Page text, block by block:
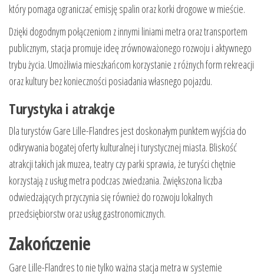
który pomaga ograniczać emisję spalin oraz korki drogowe w mieście.
Dzięki dogodnym połączeniom z innymi liniami metra oraz transportem
publicznym, stacja promuje ideę zrównoważonego rozwoju i aktywnego
trybu życia. Umożliwia mieszkańcom korzystanie z różnych form rekreacji
oraz kultury bez konieczności posiadania własnego pojazdu.
Turystyka i atrakcje
Dla turystów Gare Lille-Flandres jest doskonałym punktem wyjścia do
odkrywania bogatej oferty kulturalnej i turystycznej miasta. Bliskość
atrakcji takich jak muzea, teatry czy parki sprawia, że turyści chętnie
korzystają z usług metra podczas zwiedzania. Zwiększona liczba
odwiedzających przyczynia się również do rozwoju lokalnych
przedsiębiorstw oraz usług gastronomicznych.
Zakończenie
Gare Lille-Flandres to nie tylko ważna stacja metra w systemie